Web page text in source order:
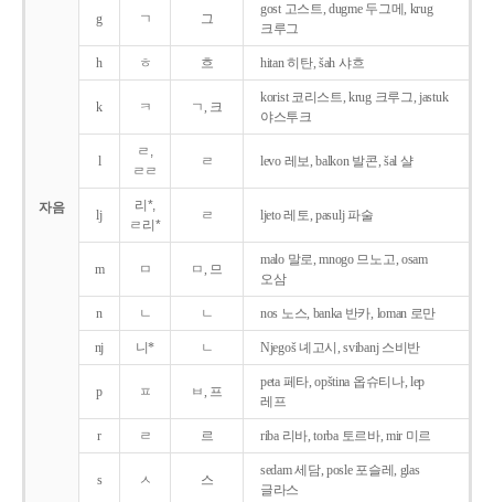
자음
g ㄱ 그
gost 고스트, dugme 두그메, krug
크루그
h ㅎ 흐 hitan 히탄, šah 샤흐
k ㅋ ㄱ, 크
korist 코리스트, krug 크루그, jastuk
야스투크
l
ㄹ,
ㄹㄹ
ㄹ levo 레보, balkon 발콘, šal 샬
lj
리*,
ㄹ리*
ㄹ ljeto 레토, pasulj 파술
m ㅁ ㅁ, 므
malo 말로, mnogo 므노고, osam
오삼
n ㄴ ㄴ nos 노스, banka 반카, loman 로만
nj 니* ㄴ Njegoš 녜고시, svibanj 스비반
p ㅍ ㅂ, 프
peta 페타, opština 옵슈티나, lep
레프
r ㄹ 르 riba 리바, torba 토르바, mir 미르
s ㅅ 스
sedam 세담, posle 포슬레, glas
글라스